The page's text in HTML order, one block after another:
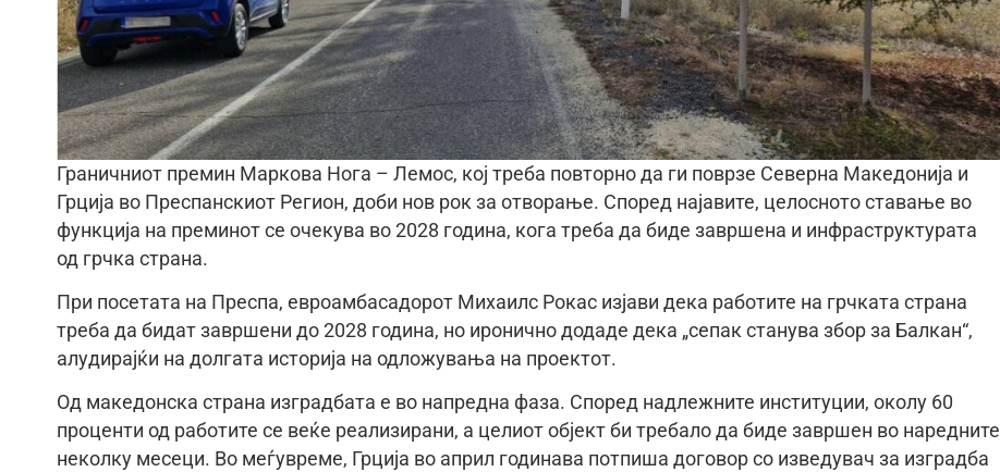
Граничниот премин Маркова Нога – Лемос, кој треба повторно да ги поврзе Северна Македонија и
Грција во Преспанскиот Регион, доби нов рок за отворање. Според најавите, целосното ставање во
функција на преминот се очекува во 2028 година, кога треба да биде завршена и инфраструктурата
од грчка страна.
При посетата на Преспа, евроамбасадорот Михаилс Рокас изјави дека работите на грчката страна
треба да бидат завршени до 2028 година, но иронично додаде дека „сепак станува збор за Балкан“,
алудирајќи на долгата историја на одложувања на проектот.
Од македонска страна изградбата е во напредна фаза. Според надлежните институции, околу 60
проценти од работите се веќе реализирани, а целиот објект би требало да биде завршен во наредните
неколку месеци. Во меѓувреме, Грција во април годинава потпиша договор со изведувач за изградба